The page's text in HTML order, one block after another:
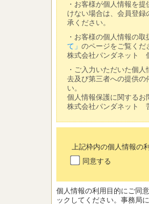
・お客様が個人情報を
けない場合は、会員登
承ください。
・お客様の個人情報の
て」 のページをご覧くだ
株式会社パンダネット
・ご入力いただいた個
去及び第三者への提供の
い。
個人情報保護に関するお
株式会社パンダネット
上記枠内の個人情報の
同意する
個人情報の利用目的にご同
ックしてください。事務局